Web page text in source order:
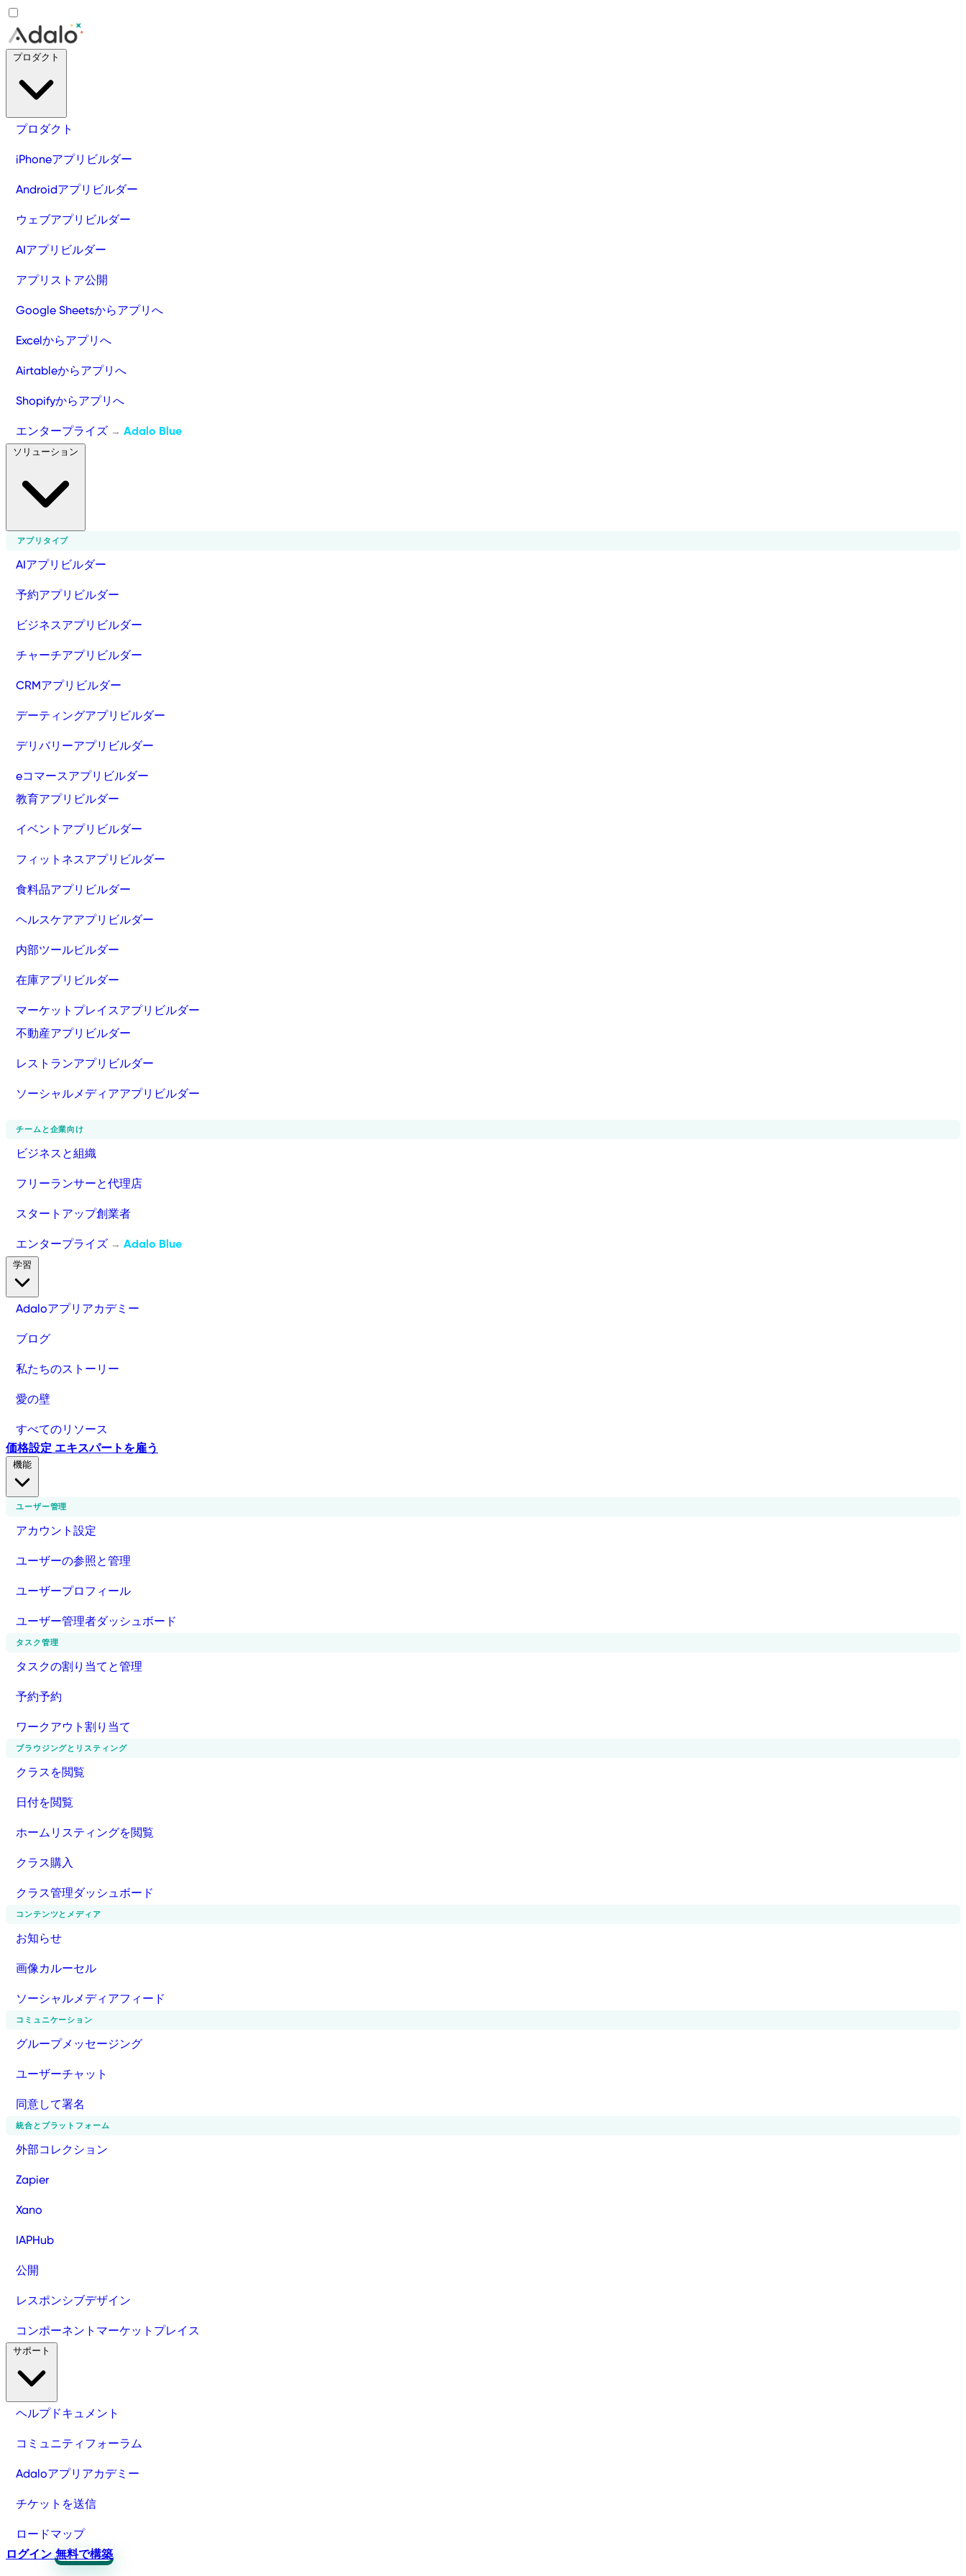
プロダクト
iPhoneアプリビルダー
Androidアプリビルダー
ウェブアプリビルダー
AIアプリビルダー
アプリストア公開
Google Sheetsからアプリへ
Excelからアプリへ
Airtableからアプリへ
Shopifyからアプリへ
エンタープライズ → Adalo Blue
アプリタイプ
AIアプリビルダー
予約アプリビルダー
ビジネスアプリビルダー
チャーチアプリビルダー
CRMアプリビルダー
デーティングアプリビルダー
デリバリーアプリビルダー
eコマースアプリビルダー
教育アプリビルダー
イベントアプリビルダー
フィットネスアプリビルダー
食料品アプリビルダー
ヘルスケアアプリビルダー
内部ツールビルダー
在庫アプリビルダー
マーケットプレイスアプリビルダー
不動産アプリビルダー
レストランアプリビルダー
ソーシャルメディアアプリビルダー
チームと企業向け
ビジネスと組織
フリーランサーと代理店
スタートアップ創業者
エンタープライズ → Adalo Blue
Adaloアプリアカデミー
ブログ
私たちのストーリー
愛の壁
すべてのリソース
価格設定 エキスパートを雇う
ユーザー管理
アカウント設定
ユーザーの参照と管理
ユーザープロフィール
ユーザー管理者ダッシュボード
タスク管理
タスクの割り当てと管理
予約予約
ワークアウト割り当て
ブラウジングとリスティング
クラスを閲覧
日付を閲覧
ホームリスティングを閲覧
クラス購入
クラス管理ダッシュボード
コンテンツとメディア
お知らせ
画像カルーセル
ソーシャルメディアフィード
コミュニケーション
グループメッセージング
ユーザーチャット
同意して署名
統合とプラットフォーム
外部コレクション
Zapier
Xano
IAPHub
公開
レスポンシブデザイン
コンポーネントマーケットプレイス
ヘルプドキュメント
コミュニティフォーラム
Adaloアプリアカデミー
チケットを送信
ロードマップ
ログイン 無料で構築